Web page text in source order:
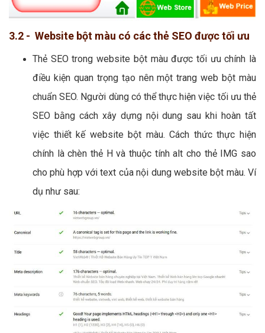
3.2 - Website bột màu có các thẻ SEO được tối ưu
Thẻ SEO trong website bột màu được tối ưu chính là
điều kiện quan trọng tạo nên một trang web bột màu
chuẩn SEO. Người dùng có thể thực hiện việc tối ưu thẻ
SEO bằng cách xây dựng nội dung sau khi hoàn tất
việc thiết kế website bột màu. Cách thức thực hiện
chính là chèn thẻ H và thuộc tính alt cho thẻ IMG sao
cho phù hợp với text của nội dung website bột màu. Ví
dụ như sau: